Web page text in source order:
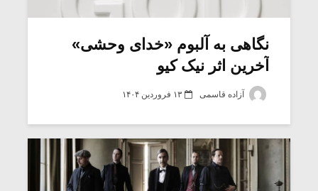
نگاهی به آلبوم «خدای وحشی»
آخرین اثر نیک کیو
آزاده قاسمی ۱۳ فروردین ۱۴۰۴